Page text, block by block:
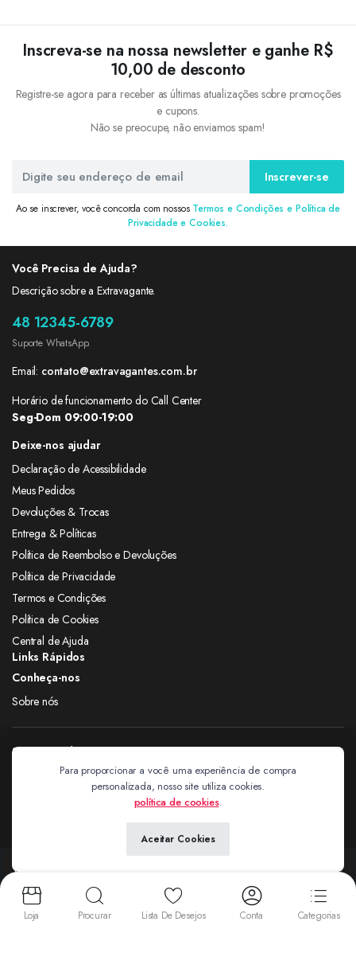
Inscreva-se na nossa newsletter e ganhe R$
10,00 de desconto
Registre-se agora para receber as últimas atualizações sobre promoções
e cupons.
Não se preocupe, não enviamos spam!
Inscrever-se
Ao se inscrever, você concorda com nossos Termos e Condições e Política de
Privacidade e Cookies.
Você Precisa de Ajuda?
Descrição sobre a Extravagante.
48 12345-6789
Suporte WhatsApp.
Email: contato@extravagantes.com.br
Horário de funcionamento do Call Center
Seg-Dom 09:00-19:00
Deixe-nos ajudar
Declaração de Acessibilidade
Meus Pedidos
Devoluções & Trocas
Entrega & Políticas
Política de Reembolso e Devoluções
Política de Privacidade
Termos e Condições
Política de Cookies
Central de Ajuda
Links Rápidos
Conheça-nos
Sobre nós
Siga nas redes
Copyright 2024 © Extravagantes. Todos os direitos reservados. by
Aceitamos:
Para proporcionar a você uma experiência de compra
personalizada, nosso site utiliza cookies.
política de cookies.
Aceitar Cookies
Loja Procurar Lista De Desejos Conta Categorias